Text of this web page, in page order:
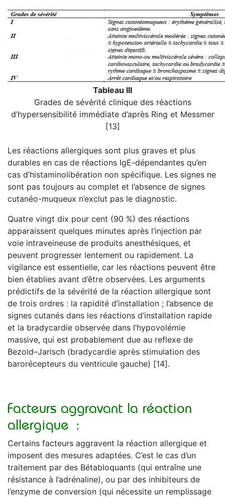
Tableau III
Grades de sévérité clinique des réactions
d’hypersensibilité immédiate d’après Ring et Messmer
[13]
Les réactions allergiques sont plus graves et plus
durables en cas de réactions IgE-dépendantes qu’en
cas d’histaminolibération non spécifique. Les signes ne
sont pas toujours au complet et l’absence de signes
cutanéo-muqueux n’exclut pas le diagnostic.
Quatre vingt dix pour cent (90 %) des réactions
apparaissent quelques minutes après l’injection par
voie intraveineuse de produits anesthésiques, et
peuvent progresser lentement ou rapidement. La
vigilance est essentielle, car les réactions peuvent être
bien établies avant d’être observées. Les arguments
prédictifs de la sévérité de la réaction allergique sont
de trois ordres : la rapidité d’installation ; l’absence de
signes cutanés dans les réactions d’installation rapide
et la bradycardie observée dans l’hypovolémie
massive, qui est probablement due au reflexe de
Bezold–Jarisch (bradycardie après stimulation des
barorécepteurs du ventricule gauche) [14].
Facteurs aggravant la réaction
allergique :
Certains facteurs aggravent la réaction allergique et
imposent des mesures adaptées. C’est le cas d’un
traitement par des Bétabloquants (qui entraîne une
résistance à l’adrénaline), ou par des inhibiteurs de
l’enzyme de conversion (qui nécessite un remplissage